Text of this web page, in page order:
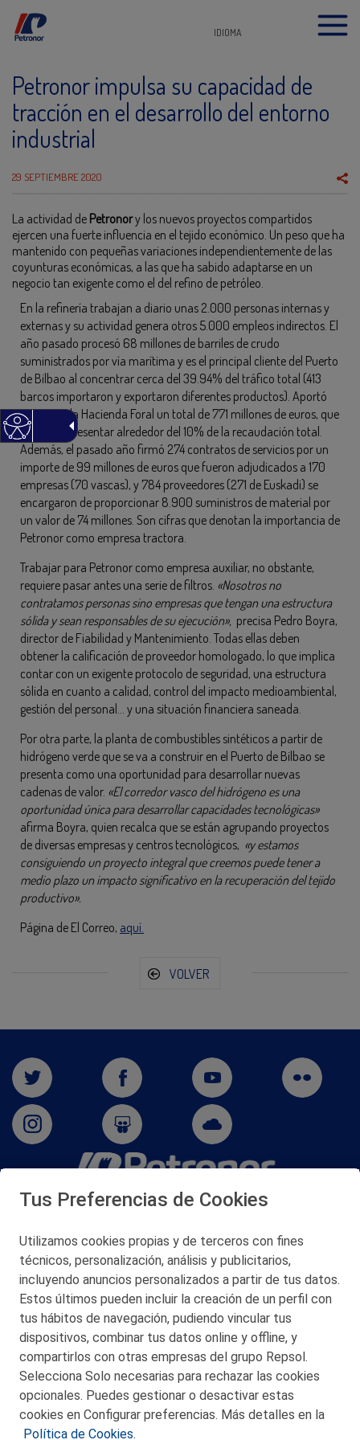
IDIOMA
Petronor impulsa su capacidad de
tracción en el desarrollo del entorno
industrial
29 SEPTIEMBRE 2020
La actividad de Petronory los nuevos proyectos compartidos
ejercen una fuerte influencia en el tejido económico. Un peso que ha
mantenido con pequeñas variaciones independientemente de las
coyunturas económicas, a las que ha sabido adaptarse en un
negocio tan exigente como el del refino de petróleo.
En la refinería trabajan a diario unas 2.000 personas internas y
externas y su actividad genera otros 5.000 empleos indirectos. El
año pasado procesó 68 millones de barriles de crudo
suministrados por vía marítima y es el principal cliente del Puerto
de Bilbao al concentrar cerca del 39.94% del tráfico total (413
barcos importaron y exportaron diferentes productos). Aportó
en 2019 a la Hacienda Foral un total de 771 millones de euros, que
viene a representar alrededor del 10% de la recaudación total.
Además, el pasado año firmó 274 contratos de servicios por un
importe de 99 millones de euros que fueron adjudicados a 170
empresas (70 vascas), y 784 proveedores (271 de Euskadi) se
encargaron de proporcionar 8.900 suministros de material por
un valor de 74 millones. Son cifras que denotan la importancia de
Petronor como empresa tractora.
Trabajar para Petronor como empresa auxiliar, no obstante,
requiere pasar antes una serie de filtros. «Nosotros no
contratamos personas sino empresas que tengan una estructura
sólida y sean responsables de su ejecución», precisa Pedro Boyra,
director de Fiabilidad y Mantenimiento. Todas ellas deben
obtener la calificación de proveedor homologado, lo que implica
contar con un exigente protocolo de seguridad, una estructura
sólida en cuanto a calidad, control del impacto medioambiental,
gestión del personal… y una situación financiera saneada.
Por otra parte, la planta de combustibles sintéticos a partir de
hidrógeno verde que se va a construir en el Puerto de Bilbao se
presenta como una oportunidad para desarrollar nuevas
cadenas de valor. «El corredor vasco del hidrógeno es una
oportunidad única para desarrollar capacidades tecnológicas»
afirma Boyra, quien recalca que se están agrupando proyectos
de diversas empresas y centros tecnológicos, «y estamos
consiguiendo un proyecto integral que creemos puede tener a
medio plazo un impacto significativo en la recuperación del tejido
productivo».
Página de El Correo, aquí.
VOLVER
San Martín 5-Edificio Muñatones,
© 2026 Petronor S.A.
CONTACTO
MAPA WEB
POLITICA DE PRIVACIDAD
Tus Preferencias de Cookies
Utilizamos cookies propias y de terceros con fines
técnicos, personalización, análisis y publicitarios,
incluyendo anuncios personalizados a partir de tus datos.
Estos últimos pueden incluir la creación de un perfil con
tus hábitos de navegación, pudiendo vincular tus
dispositivos, combinar tus datos online y offline, y
compartirlos con otras empresas del grupo Repsol.
Selecciona Solo necesarias para rechazar las cookies
opcionales. Puedes gestionar o desactivar estas
cookies en Configurar preferencias. Más detalles en la
Política de Cookies.